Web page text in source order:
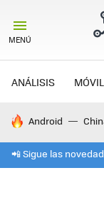
MENÚ
ANÁLISIS
HOY SE HABLA
Android
📲 Sigue las